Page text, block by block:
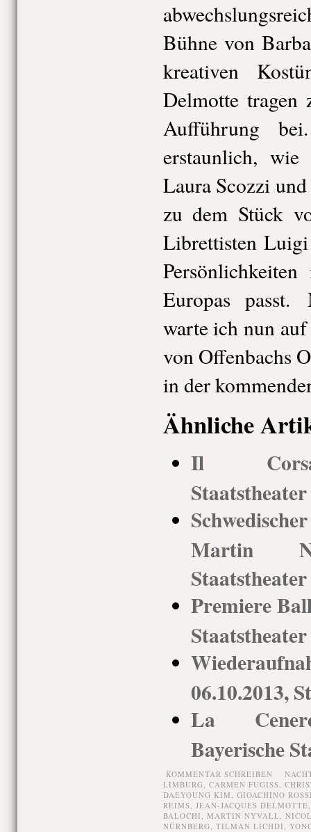
Bühne von
kreativen
Delmotte
Aufführung
erstaunlich,
Laura Scozzi
zu dem Stück
Librettisten
Europas
warte ich nun
von Offenbachs
in der
Ähnliche
Il
Martin
Premiere
06.10.2013,
La
Bayerische
KOMMENTAR SCHREIBEN
LIMBURG, CARMEN FUGISS,
DAEYOUNG KIM, GIOACHINO
REIMS, JEAN-JACQUES DELMOTTE
BALOCHI, MARTIN NYVALL,
NÜRNBERG, TILMAN LICHDI,